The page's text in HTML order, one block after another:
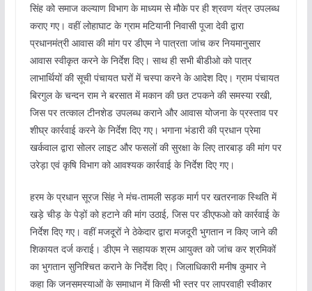
सिंह को समाज कल्याण विभाग के माध्यम से मौके पर ही श्रवण यंत्र उपलब्ध
कराए गए। वहीं लोहाघाट के ग्राम मटियानी निवासी पूजा देवी द्वारा
प्रधानमंत्री आवास की मांग पर डीएम ने पात्रता जांच कर नियमानुसार
आवास स्वीकृत करने के निर्देश दिए। साथ ही सभी बीडीओ को पात्र
लाभार्थियों की सूची पंचायत घरों में चस्पा करने के आदेश दिए। ग्राम पंचायत
बिरगुल के चन्दन राम ने बरसात में मकान की छत टपकने की समस्या रखी,
जिस पर तत्काल टीनशेड उपलब्ध कराने और आवास योजना के प्रस्ताव पर
शीघ्र कार्रवाई करने के निर्देश दिए गए। भगाना भंडारी की प्रधान प्रेमा
खर्कवाल द्वारा सोलर लाइट और फसलों की सुरक्षा के लिए तारबाड़ की मांग पर
उरेड़ा एवं कृषि विभाग को आवश्यक कार्रवाई के निर्देश दिए गए।
हरम के प्रधान सूरज सिंह ने मंच-तामली सड़क मार्ग पर खतरनाक स्थिति में
खड़े चीड़ के पेड़ों को हटाने की मांग उठाई, जिस पर डीएफओ को कार्रवाई के
निर्देश दिए गए। वहीं मजदूरों ने ठेकेदार द्वारा मजदूरी भुगतान न किए जाने की
शिकायत दर्ज कराई। डीएम ने सहायक श्रम आयुक्त को जांच कर श्रमिकों
का भुगतान सुनिश्चित कराने के निर्देश दिए। जिलाधिकारी मनीष कुमार ने
कहा कि जनसमस्याओं के समाधान में किसी भी स्तर पर लापरवाही स्वीकार